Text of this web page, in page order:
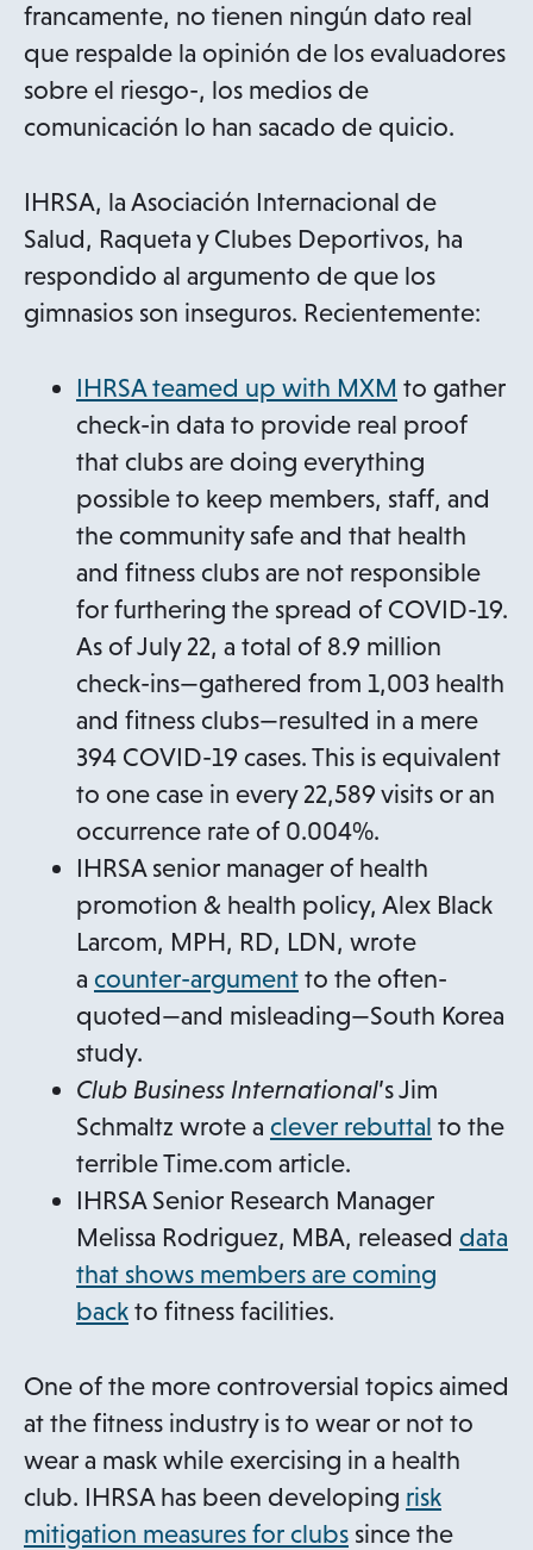
francamente, no tienen ningún dato real
que respalde la opinión de los evaluadores
sobre el riesgo-, los medios de
comunicación lo han sacado de quicio.
IHRSA, la Asociación Internacional de
Salud, Raqueta y Clubes Deportivos, ha
respondido al argumento de que los
gimnasios son inseguros. Recientemente:
IHRSA teamed up with MXM to gather
check-in data to provide real proof
that clubs are doing everything
possible to keep members, staff, and
the community safe and that health
and fitness clubs are not responsible
for furthering the spread of COVID-19.
As of July 22, a total of 8.9 million
check-ins—gathered from 1,003 health
and fitness clubs—resulted in a mere
394 COVID-19 cases. This is equivalent
to one case in every 22,589 visits or an
occurrence rate of 0.004%.
IHRSA senior manager of health
promotion & health policy, Alex Black
Larcom, MPH, RD, LDN, wrote
a counter-argument to the often-
quoted—and misleading—South Korea
study.
Club Business International’s Jim
Schmaltz wrote a clever rebuttal to the
terrible Time.com article.
IHRSA Senior Research Manager
Melissa Rodriguez, MBA, released data
that shows members are coming
back to fitness facilities.
One of the more controversial topics aimed
at the fitness industry is to wear or not to
wear a mask while exercising in a health
club. IHRSA has been developing risk
mitigation measures for clubs since the